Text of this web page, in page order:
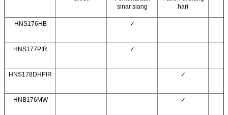
sinar siang
hari
HNS176HB ✓
HNS177PIR ✓
HNS178DHPIR ✓
HNB176MW ✓